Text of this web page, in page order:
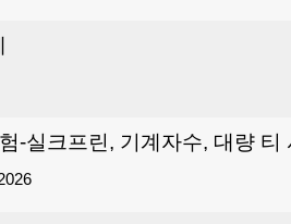
-실크프린, 기계자수, 대량